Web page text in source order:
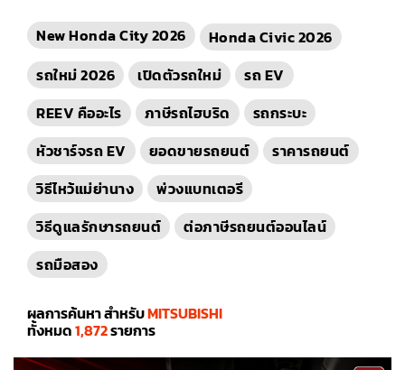
New Honda City 2026
Honda Civic 2026
รถใหม่ 2026
เปิดตัวรถใหม่
รถ EV
REEV คืออะไร
ภาษีรถไฮบริด
รถกระบะ
หัวชาร์จรถ EV
ยอดขายรถยนต์
ราคารถยนต์
วิธีไหว้แม่ย่านาง
พ่วงแบทเตอรี
วิธีดูแลรักษารถยนต์
ต่อภาษีรถยนต์ออนไลน์
รถมือสอง
ผลการค้นหา สำหรับMITSUBISHI
ทั้งหมด1,872รายการ